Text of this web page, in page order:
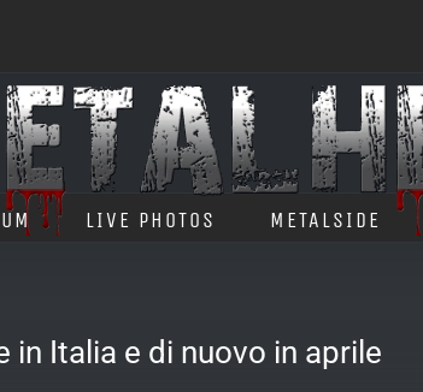
LIVE PHOTOS METALSIDE
in Italia e di nuovo in aprile